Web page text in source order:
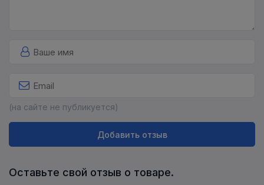
(на сайте не публикуется)
Добавить отзыв
Оставьте свой отзыв о товаре.